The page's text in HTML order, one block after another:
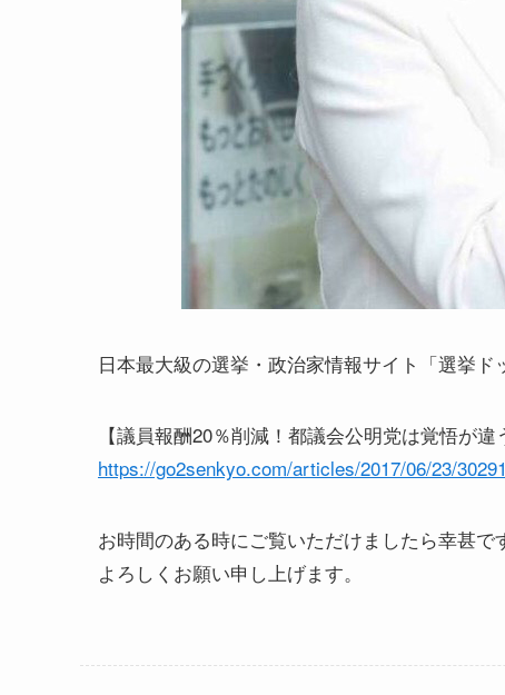
日本最大級の選挙・政治家情報サイト「選挙
【議員報酬20％削減！都議会公明党は覚悟が違
https://go2senkyo.com/articles/2017/06/23/
お時間のある時にご覧いただけましたら幸甚で
よろしくお願い申し上げます。